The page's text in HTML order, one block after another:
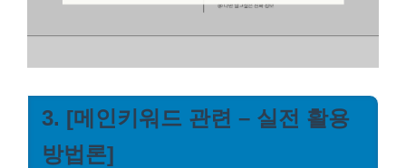
3. [메인키워드 관련 – 실전 활용
방법론]